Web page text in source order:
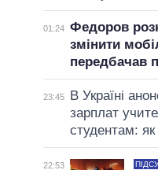
01:24 Федоров
змінити
передбачав
23:45
В Україні
зарплат
студентам:
22:53